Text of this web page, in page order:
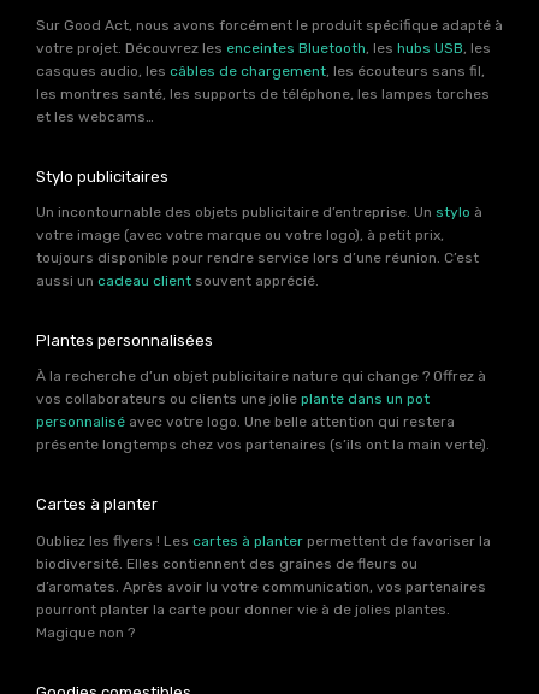
Sur Good Act, nous avons forcément le produit spécifique adapté à
votre projet. Découvrez les enceintes Bluetooth , les hubs USB , les
casques audio, les câbles de chargement , les écouteurs sans fil,
les montres santé, les supports de téléphone, les lampes torches
et les webcams…
Stylo publicitaires
Un incontournable des objets publicitaire d’entreprise. Un stylo à
votre image (avec votre marque ou votre logo), à petit prix,
toujours disponible pour rendre service lors d’une réunion. C’est
aussi un cadeau client souvent apprécié.
Plantes personnalisées
À la recherche d’un objet publicitaire nature qui change ? Offrez à
vos collaborateurs ou clients une jolie plante dans un pot
personnalisé avec votre logo. Une belle attention qui restera
présente longtemps chez vos partenaires (s’ils ont la main verte).
Cartes à planter
Oubliez les flyers ! Les cartes à planter permettent de favoriser la
biodiversité. Elles contiennent des graines de fleurs ou
d’aromates. Après avoir lu votre communication, vos partenaires
pourront planter la carte pour donner vie à de jolies plantes.
Magique non ?